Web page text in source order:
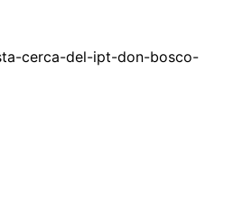
cerca-del-ipt-don-bosco-